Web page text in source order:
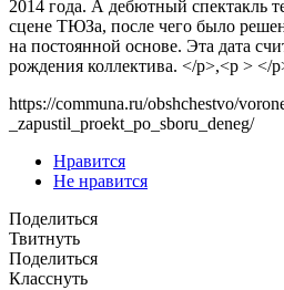
2014 года. А дебютный спектакль
сцене ТЮЗа, после чего было
на постоянной основе. Эта дата
рождения коллектива. </p>,<p > </
https://communa.ru/obshchestvo/
_zapustil_proekt_po_sboru_deneg/
Нравится
Не нравится
Поделиться
Твитнуть
Поделиться
Класснуть